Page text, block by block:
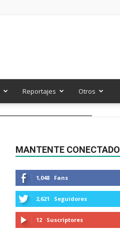
Reportajes Otros
MANTENTE CONECTADO
1,048 Fans
2,621 Seguidores
12 Suscriptores